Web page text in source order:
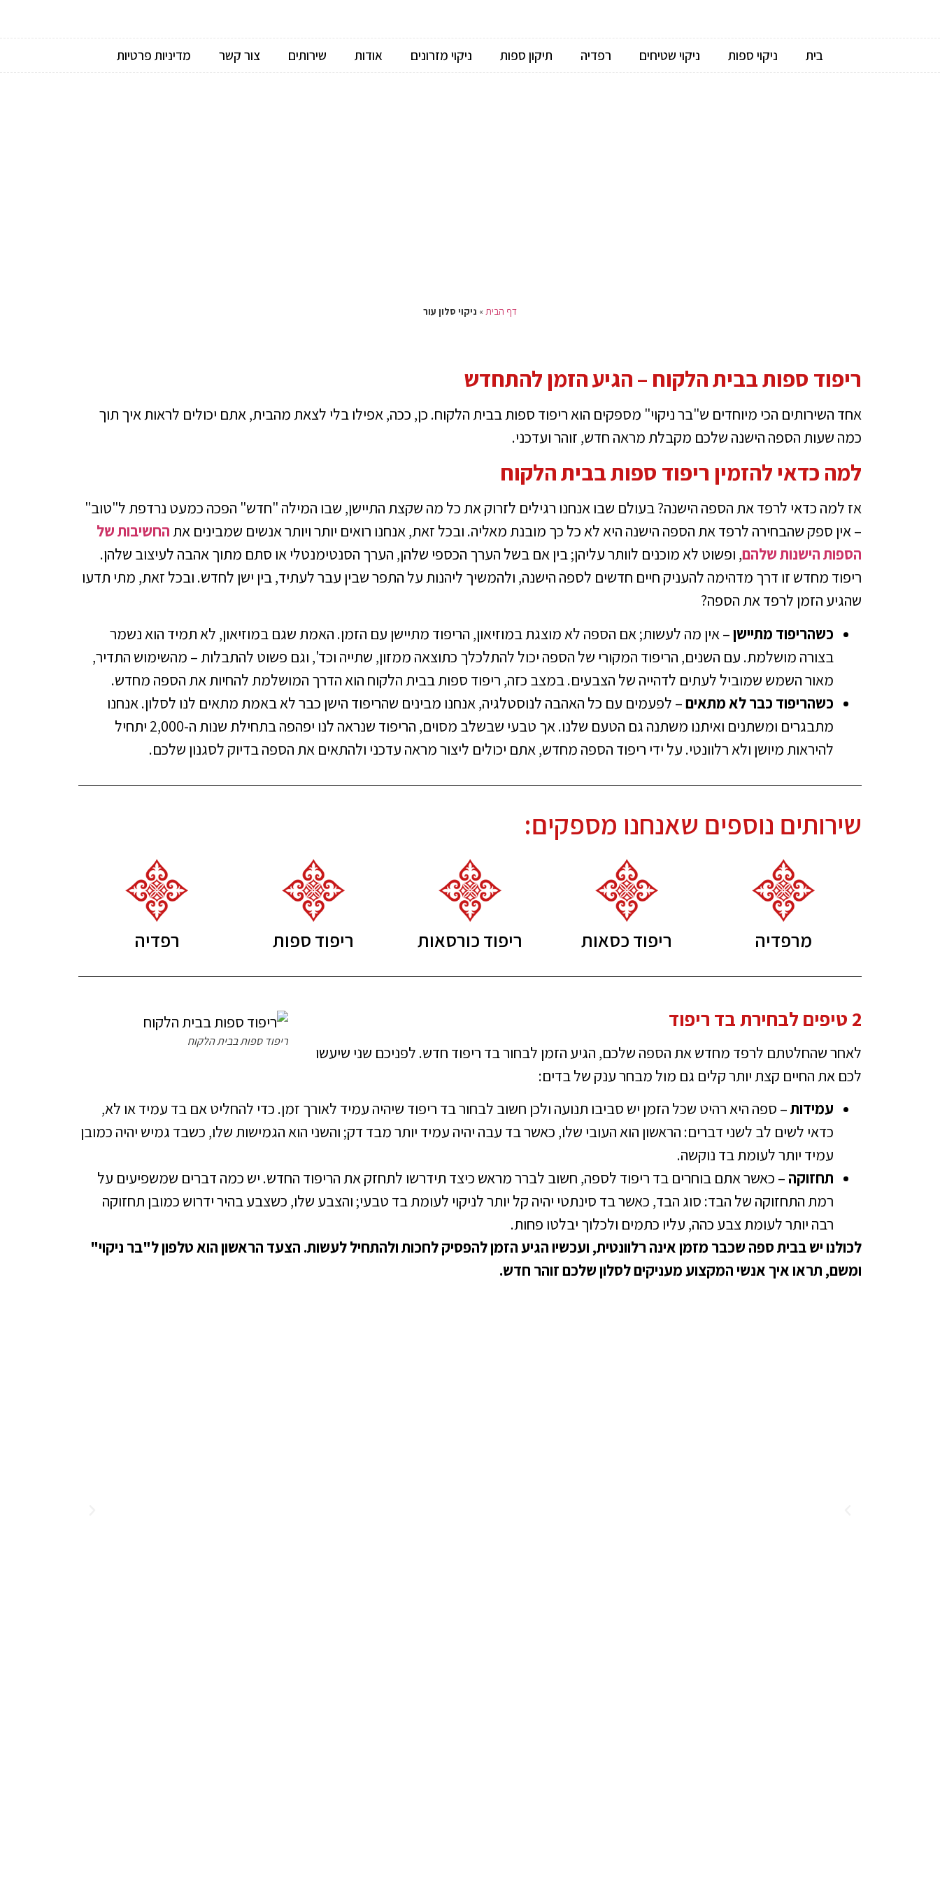
בית ניקוי ספות ניקוי שטיחים רפדיה תיקון ספות ניקוי מזרונים אודות שירותים צור קשר מדיניות פרטיות
דף הבית » ניקוי סלון עור
ריפוד ספות בבית הלקוח – הגיע הזמן להתחדש
אחד השירותים הכי מיוחדים ש"בר ניקוי" מספקים הוא ריפוד ספות בבית הלקוח. כן, ככה, אפילו בלי לצאת מהבית, אתם יכולים לראות איך תוך
כמה שעות הספה הישנה שלכם מקבלת מראה חדש, זוהר ועדכני.
למה כדאי להזמין ריפוד ספות בבית הלקוח
אז למה כדאי לרפד את הספה הישנה? בעולם שבו אנחנו רגילים לזרוק את כל מה שקצת התיישן, שבו המילה "חדש" הפכה כמעט נרדפת ל"טוב"
– אין ספק שהבחירה לרפד את הספה הישנה היא לא כל כך מובנת מאליה. ובכל זאת, אנחנו רואים יותר ויותר אנשים שמבינים אתהחשיבות של
הספות הישנות שלהם, ופשוט לא מוכנים לוותר עליהן; בין אם בשל הערך הכספי שלהן, הערך הסנטימנטלי או סתם מתוך אהבה לעיצוב שלהן.
ריפוד מחדש זו דרך מדהימה להעניק חיים חדשים לספה הישנה, ולהמשיך ליהנות על התפר שבין עבר לעתיד, בין ישן לחדש. ובכל זאת, מתי תדעו
שהגיע הזמן לרפד את הספה?
כשהריפוד מתיישן– אין מה לעשות; אם הספה לא מוצגת במוזיאון, הריפוד מתיישן עם הזמן. האמת שגם במוזיאון, לא תמיד הוא נשמר
בצורה מושלמת. עם השנים, הריפוד המקורי של הספה יכול להתלכלך כתוצאה ממזון, שתייה וכד', וגם פשוט להתבלות – מהשימוש התדיר,
מאור השמש שמוביל לעתים לדהייה של הצבעים. במצב כזה, ריפוד ספות בבית הלקוח הוא הדרך המושלמת להחיות את הספה מחדש.
כשהריפוד כבר לא מתאים– לפעמים עם כל האהבה לנוסטלגיה, אנחנו מבינים שהריפוד הישן כבר לא באמת מתאים לנו לסלון. אנחנו
מתבגרים ומשתנים ואיתנו משתנה גם הטעם שלנו. אך טבעי שבשלב מסוים, הריפוד שנראה לנו יפהפה בתחילת שנות ה-2,000 יתחיל
להיראות מיושן ולא רלוונטי. על ידי ריפוד הספה מחדש, אתם יכולים ליצור מראה עדכני ולהתאים את הספה בדיוק לסגנון שלכם.
שירותים נוספים שאנחנו מספקים:
מרפדיה ריפוד כסאות ריפוד כורסאות ריפוד ספות רפדיה
ריפוד ספות בבית הלקוח
2 טיפים לבחירת בד ריפוד
לאחר שהחלטתם לרפד מחדש את הספה שלכם, הגיע הזמן לבחור בד ריפוד חדש. לפניכם שני שיעשו
לכם את החיים קצת יותר קלים גם מול מבחר ענק של בדים:
עמידות– ספה היא רהיט שכל הזמן יש סביבו תנועה ולכן חשוב לבחור בד ריפוד שיהיה עמיד לאורך זמן. כדי להחליט אם בד עמיד או לא,
כדאי לשים לב לשני דברים: הראשון הוא העובי שלו, כאשר בד עבה יהיה עמיד יותר מבד דק; והשני הוא הגמישות שלו, כשבד גמיש יהיה כמובן
עמיד יותר לעומת בד נוקשה.
תחזוקה – כאשר אתם בוחרים בד ריפוד לספה, חשוב לברר מראש כיצד תידרשו לתחזק את הריפוד החדש. יש כמה דברים שמשפיעים על
רמת התחזוקה של הבד: סוג הבד, כאשר בד סינתטי יהיה קל יותר לניקוי לעומת בד טבעי; והצבע שלו, כשצבע בהיר ידרוש כמובן תחזוקה
רבה יותר לעומת צבע כהה, עליו כתמים ולכלוך יבלטו פחות.
לכולנו יש בבית ספה שכבר מזמן אינה רלוונטית, ועכשיו הגיע הזמן להפסיק לחכות ולהתחיל לעשות. הצעד הראשון הוא טלפון ל"בר ניקוי"
ומשם, תראו איך אנשי המקצוע מעניקים לסלון שלכם זוהר חדש.